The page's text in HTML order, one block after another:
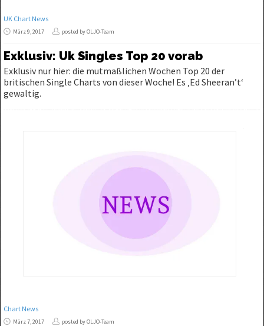
UK Chart News
März 9, 2017 posted by OLJO-Team
Exklusiv: Uk Singles Top 20 vorab
Exklusiv nur hier: die mutmaßlichen Wochen Top 20 der
britischen Single Charts von dieser Woche! Es ‚Ed Sheeran’t‘
gewaltig.
Chart News
März 7, 2017 posted by OLJO-Team